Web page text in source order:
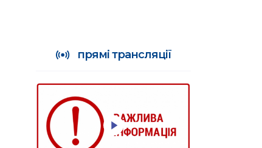
прямі трансляції